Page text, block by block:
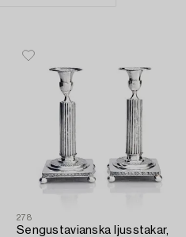
278
Sengustavianska ljusstakar,